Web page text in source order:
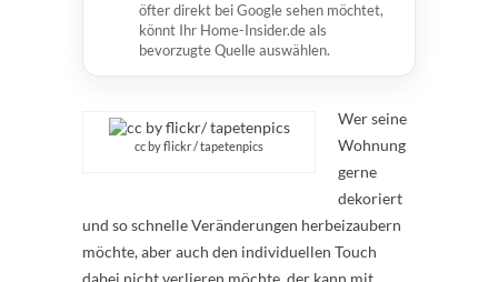
öfter direkt bei Google sehen möchtet,
könnt Ihr Home-Insider.de als
bevorzugte Quelle auswählen.
cc by flickr / tapetenpics
Wer seine
Wohnung
gerne
dekoriert
und so schnelle Veränderungen herbeizaubern
möchte, aber auch den individuellen Touch
dabei nicht verlieren möchte, der kann mit